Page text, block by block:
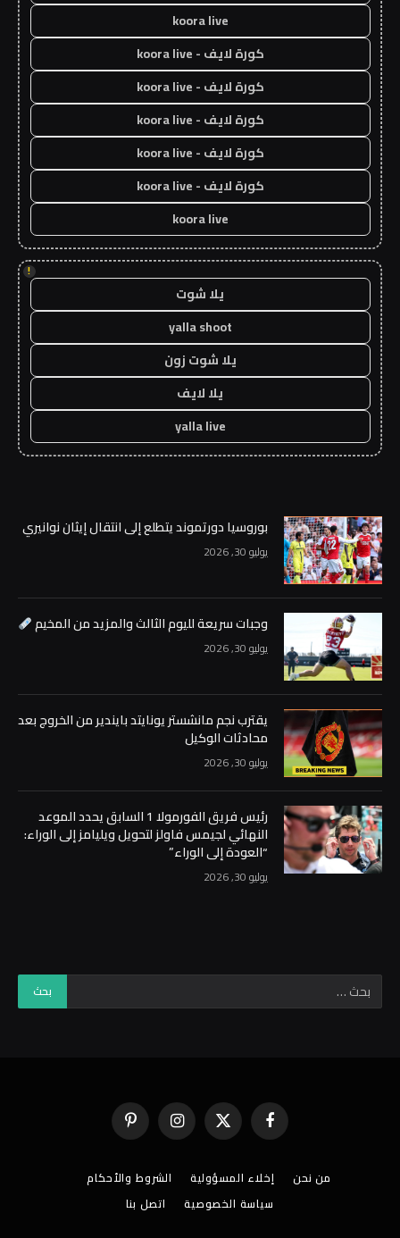
koora live
كورة لايف - koora live
كورة لايف - koora live
كورة لايف - koora live
كورة لايف - koora live
كورة لايف - koora live
koora live
!
يلا شوت
yalla shoot
يلا شوت زون
يلا لايف
yalla live
بوروسيا دورتموند يتطلع إلى انتقال إيثان نوانيري
يوليو 30, 2026
وجبات سريعة لليوم الثالث والمزيد من المخيم
يوليو 30, 2026
يقترب نجم مانشستر يونايتد بايندير من الخروج بعد
محادثات الوكيل
يوليو 30, 2026
رئيس فريق الفورمولا 1 السابق يحدد الموعد
النهائي لجيمس فاولز لتحويل ويليامز إلى الوراء:
“العودة إلى الوراء”
يوليو 30, 2026
فيسبوك X
(Twitter)
الانستغرامبينتيريست
من نحن إخلاء المسؤولية
الشروط والأحكام
سياسة الخصوصية
اتصل بنا